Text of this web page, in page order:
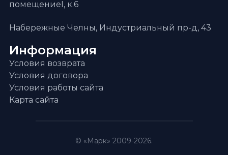
Информация
Условия возврата
Условия договора
Условия работы сайта
Карта сайта
помещениеI, к.6
Набережные Челны, Индустриальный пр-д, 43
© «Марк» 2009-2026.